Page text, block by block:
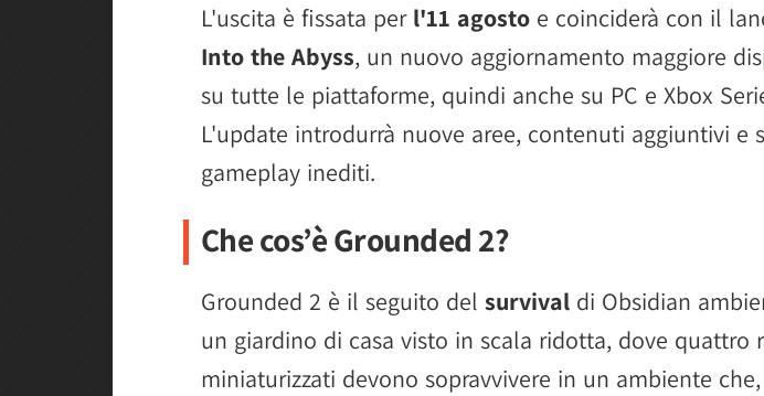
L'uscita è fissata per l'11 agosto e coinciderà con il
Into the Abyss, un nuovo aggiornamento maggiore
su tutte le piattaforme, quindi anche su PC e Xbox
L'update introdurrà nuove aree, contenuti aggiuntivi e
gameplay inediti.
Che cos’è Grounded 2?
Grounded 2 è il seguito del survival di Obsidian
un giardino di casa visto in scala ridotta, dove quattro
miniaturizzati devono sopravvivere in un ambiente